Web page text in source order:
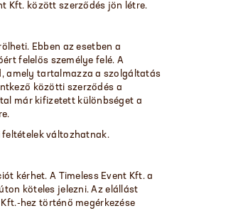
Kft. között szerződés jön létre.
Ebben az esetben a
felelős személye felé. A
amely tartalmazza a szolgáltatás
közötti szerződés a
már kifizetett különbséget a
feltételek változhatnak.
kérhet. A Timeless Event Kft. a
köteles jelezni. Az elállást
hez történő megérkezése